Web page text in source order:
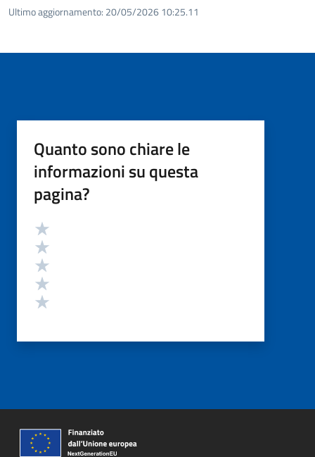
Ultimo aggiornamento: 20/05/2026 10:25.11
Quanto sono chiare le
informazioni su questa
pagina?
Valutazione